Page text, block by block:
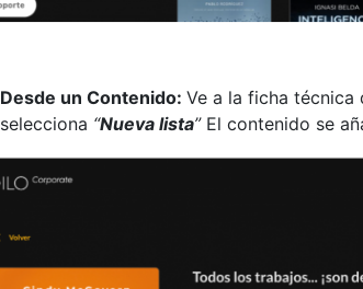
Desde un Contenido: Ve a la ficha
selecciona “Nueva lista”El contenido se